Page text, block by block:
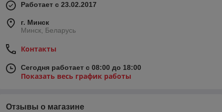
Работает с 23.02.2017
г. Минск
Минск, Беларусь
Контакты
Сегодня работает с 08:00 до 18:00
Показать весь график работы
Отзывы о магазине